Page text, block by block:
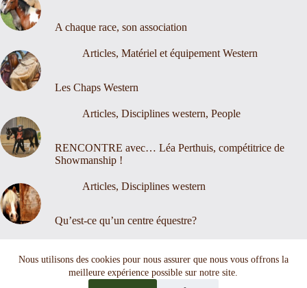
Nous utilisons des cookies pour nous assurer que nous vous offrons la
meilleure expérience possible sur notre site.
A chaque race, son association
Articles, Matériel et équipement Western
Les Chaps Western
Articles, Disciplines western, People
RENCONTRE avec… Léa Perthuis, compétitrice de
Showmanship !
Articles, Disciplines western
Qu’est-ce qu’un centre équestre?
Nous contacter Mentions légales